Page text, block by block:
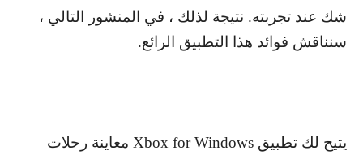
شك عند تجربته. نتيجة لذلك ، في المنشور التالي ،
سنناقش فوائد هذا التطبيق الرائع.
يتيح لك تطبيق Xbox for Windows معاينة رحلات